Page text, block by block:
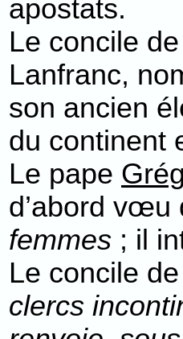
apostats.
Le concile
Lanfranc,
son ancien
du continent
Le pape
d’abord
femmes ; il
Le concile
clercs